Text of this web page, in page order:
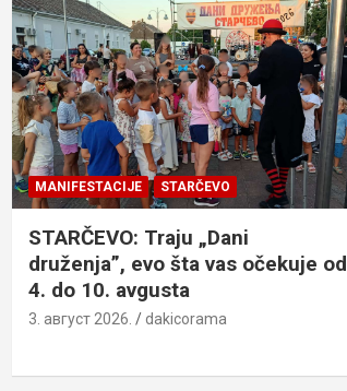
MANIFESTACIJE STARČEVO
STARČEVO: Traju „Dani
druženja”, evo šta vas očekuje od
4. do 10. avgusta
3. август 2026. dakicorama